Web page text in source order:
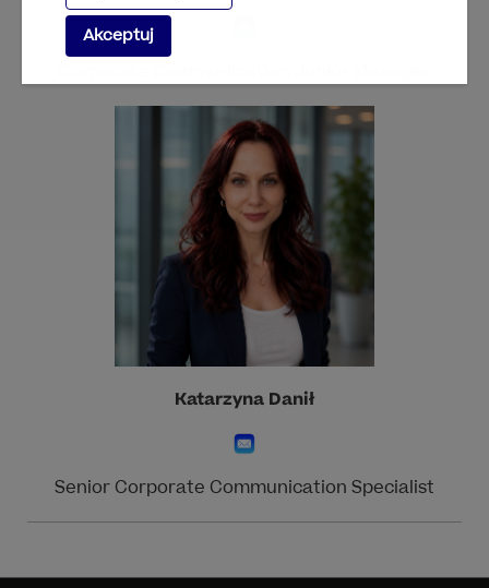
Akceptuj
Katarzyna Danił
Senior Corporate Communication Specialist